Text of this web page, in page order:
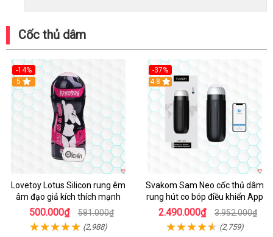
Cốc thủ dâm
-14%
Hot
5
Lovetoy Lotus Silicon rung êm
âm đạo giả kích thích mạnh
500.000₫ 581.000₫
(2,988)
-37%
4.8
Svakom Sam Neo cốc thủ dâm
rung hút co bóp điều khiển App
2.490.000₫ 3.952.000₫
(2,759)